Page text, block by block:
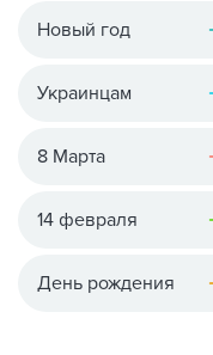
Новый год
Украинцам
8 Марта
14 февраля
День рождения